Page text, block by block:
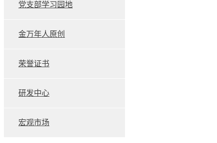
党支部学习园地
金万年人原创
荣誉证书
研发中心
宏观市场